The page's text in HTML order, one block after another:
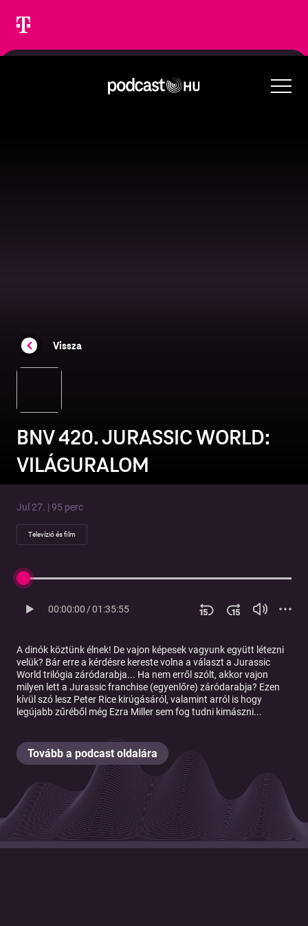
Vissza
BNV 420. JURASSIC WORLD:
VILÁGURALOM
Jul 27. | 95 perc
Televízió és film
00:00:00/01:35:55
A dinók köztünk élnek! De vajon képesek vagyunk együtt létezni
velük? Bár erre a kérdésre kereste volna a választ a Jurassic
World trilógia záródarabja... Ha nem erről szólt, akkor vajon
milyen lett a Jurassic franchise (egyenlőre) záródarabja? Ezen
kívül szó lesz Peter Rice kirúgásáról, valamint arról is hogy
legújabb zűréből még Ezra Miller sem fog tudni kimászni...
Tovább a podcast oldalára